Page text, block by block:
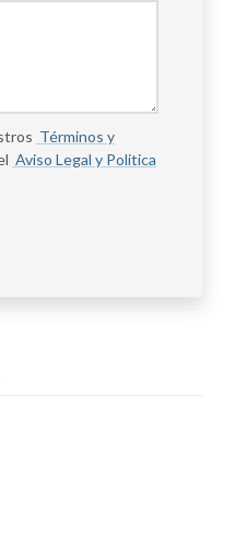
Términos y
Aviso Legal y Politica